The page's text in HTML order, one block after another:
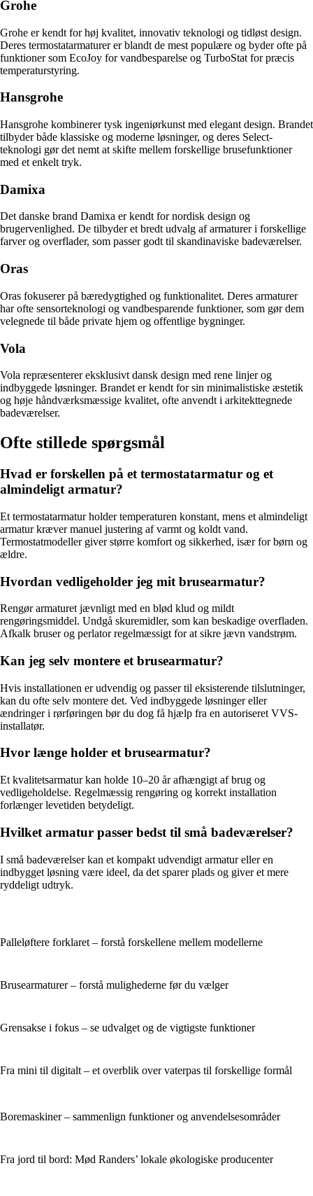
Grohe
Grohe er kendt for høj kvalitet, innovativ teknologi og tidløst design.
Deres termostatarmaturer er blandt de mest populære og byder ofte på
funktioner som EcoJoy for vandbesparelse og TurboStat for præcis
temperaturstyring.
Hansgrohe
Hansgrohe kombinerer tysk ingeniørkunst med elegant design. Brandet
tilbyder både klassiske og moderne løsninger, og deres Select-
teknologi gør det nemt at skifte mellem forskellige brusefunktioner
med et enkelt tryk.
Damixa
Det danske brand Damixa er kendt for nordisk design og
brugervenlighed. De tilbyder et bredt udvalg af armaturer i forskellige
farver og overflader, som passer godt til skandinaviske badeværelser.
Oras
Oras fokuserer på bæredygtighed og funktionalitet. Deres armaturer
har ofte sensorteknologi og vandbesparende funktioner, som gør dem
velegnede til både private hjem og offentlige bygninger.
Vola
Vola repræsenterer eksklusivt dansk design med rene linjer og
indbyggede løsninger. Brandet er kendt for sin minimalistiske æstetik
og høje håndværksmæssige kvalitet, ofte anvendt i arkitekttegnede
badeværelser.
Ofte stillede spørgsmål
Hvad er forskellen på et termostatarmatur og et
almindeligt armatur?
Et termostatarmatur holder temperaturen konstant, mens et almindeligt
armatur kræver manuel justering af varmt og koldt vand.
Termostatmodeller giver større komfort og sikkerhed, især for børn og
ældre.
Hvordan vedligeholder jeg mit brusearmatur?
Rengør armaturet jævnligt med en blød klud og mildt
rengøringsmiddel. Undgå skuremidler, som kan beskadige overfladen.
Afkalk bruser og perlator regelmæssigt for at sikre jævn vandstrøm.
Kan jeg selv montere et brusearmatur?
Hvis installationen er udvendig og passer til eksisterende tilslutninger,
kan du ofte selv montere det. Ved indbyggede løsninger eller
ændringer i rørføringen bør du dog få hjælp fra en autoriseret VVS-
installatør.
Hvor længe holder et brusearmatur?
Et kvalitetsarmatur kan holde 10–20 år afhængigt af brug og
vedligeholdelse. Regelmæssig rengøring og korrekt installation
forlænger levetiden betydeligt.
Hvilket armatur passer bedst til små badeværelser?
I små badeværelser kan et kompakt udvendigt armatur eller en
indbygget løsning være ideel, da det sparer plads og giver et mere
ryddeligt udtryk.
Palleløftere forklaret – forstå forskellene mellem modellerne
Brusearmaturer – forstå mulighederne før du vælger
Grensakse i fokus – se udvalget og de vigtigste funktioner
Fra mini til digitalt – et overblik over vaterpas til forskellige formål
Boremaskiner – sammenlign funktioner og anvendelsesområder
Fra jord til bord: Mød Randers’ lokale økologiske producenter